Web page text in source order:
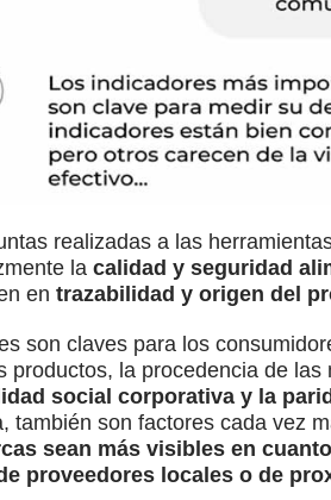
realizadas a las
la calidad y seguridad
en trazabilidad y origen del
son claves para los
productos, la procedencia de
social corporativa y la
también son factores cada vez
sean más visibles en
proveedores locales o de